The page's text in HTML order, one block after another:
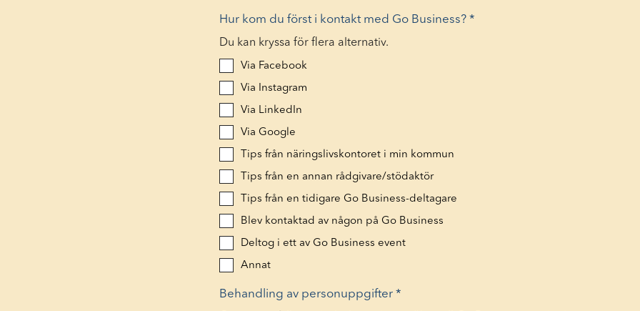
Hur kom du först i kontakt med Go Business? *
Du kan kryssa för flera alternativ.
Via Facebook
Via Instagram
Via LinkedIn
Via Google
Tips från näringslivskontoret i min kommun
Tips från en annan rådgivare/stödaktör
Tips från en tidigare Go Business-deltagare
Blev kontaktad av någon på Go Business
Deltog i ett av Go Business event
Annat
Behandling av personuppgifter *